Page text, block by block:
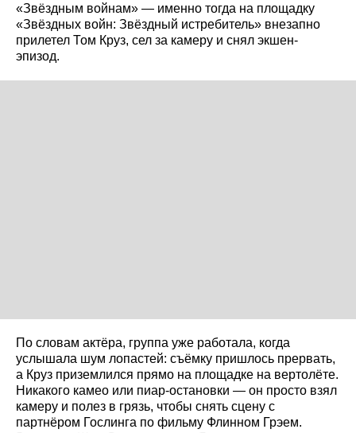
«Звёздным войнам» — именно тогда на площадку
«Звёздных войн: Звёздный истребитель» внезапно
прилетел Том Круз, сел за камеру и снял экшен-
эпизод.
По словам актёра, группа уже работала, когда
услышала шум лопастей: съёмку пришлось прервать,
а Круз приземлился прямо на площадке на вертолёте.
Никакого камео или пиар-остановки — он просто взял
камеру и полез в грязь, чтобы снять сцену с
партнёром Гослинга по фильму Флинном Грэем.